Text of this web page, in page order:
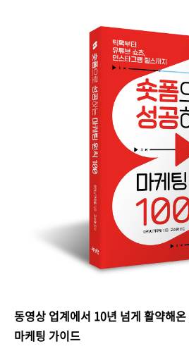
동영상 업계에서 10년 넘게 활약해
마케팅 가이드